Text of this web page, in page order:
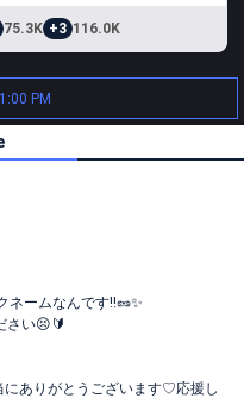
75.3K +3 116.0K
PM
ネームなんです‼︎🥜✨
さい😣🔰
にありがとうございます♡応援し